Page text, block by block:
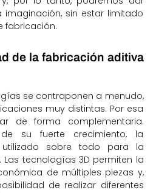
imaginación, sin estar limitado
fabricación.
de la fabricación aditiva
se contraponen a menudo,
muy distintas. Por esa
de forma complementaria.
su fuerte crecimiento, la
sobre todo para la
tecnologías 3D permiten la
de múltiples piezas y,
de realizar diferentes